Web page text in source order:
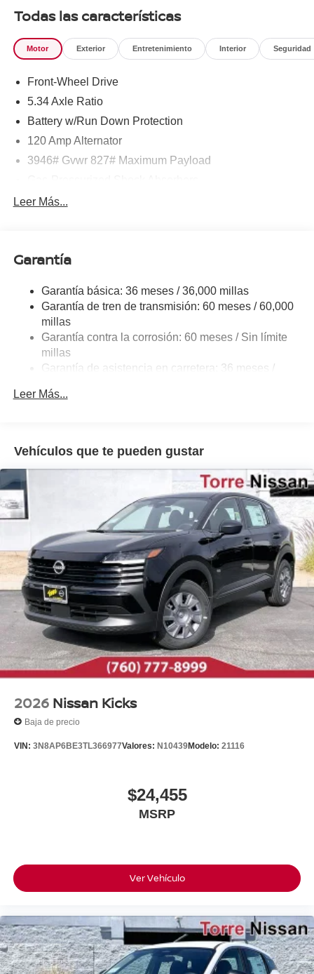
Todas las características
Motor Exterior Entretenimiento Interior Seguridad
Front-Wheel Drive
5.34 Axle Ratio
Battery w/Run Down Protection
120 Amp Alternator
3946# Gvwr 827# Maximum Payload
Front And Rear Anti-Roll Bars
Single Stainless Steel Exhaust
Torsion Beam Rear Suspension w/Coil Springs
4-Wheel Disc Brakes w/4-Wheel ABS, Front Vented
Discs, Brake Assist, Hill Hold Control and Electric
Parking Brake
Leer Más...
Garantía
Garantía básica: 36 meses / 36,000 millas
Garantía de tren de transmisión: 60 meses / 60,000
millas
Garantía contra la corrosión: 60 meses / Sin límite
millas
Garantía de asistencia en carretera: 36 meses /
Leer Más...
Vehículos que te pueden gustar
2026 Nissan Kicks
Baja de precio
VIN: 3N8AP6BE3TL366977Valores: N10439Modelo: 21116
$24,455
MSRP
Ver Vehículo